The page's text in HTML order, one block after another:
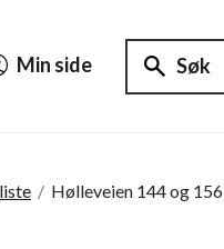
Min side Søk
/ Hølleveien 144 og 156